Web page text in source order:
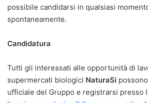
possibile candidarsi in qualsiasi
spontaneamente.
Candidatura
Tutti gli interessati alle opportunità di
supermercati biologici NaturaSi
ufficiale del Gruppo e registrarsi presso